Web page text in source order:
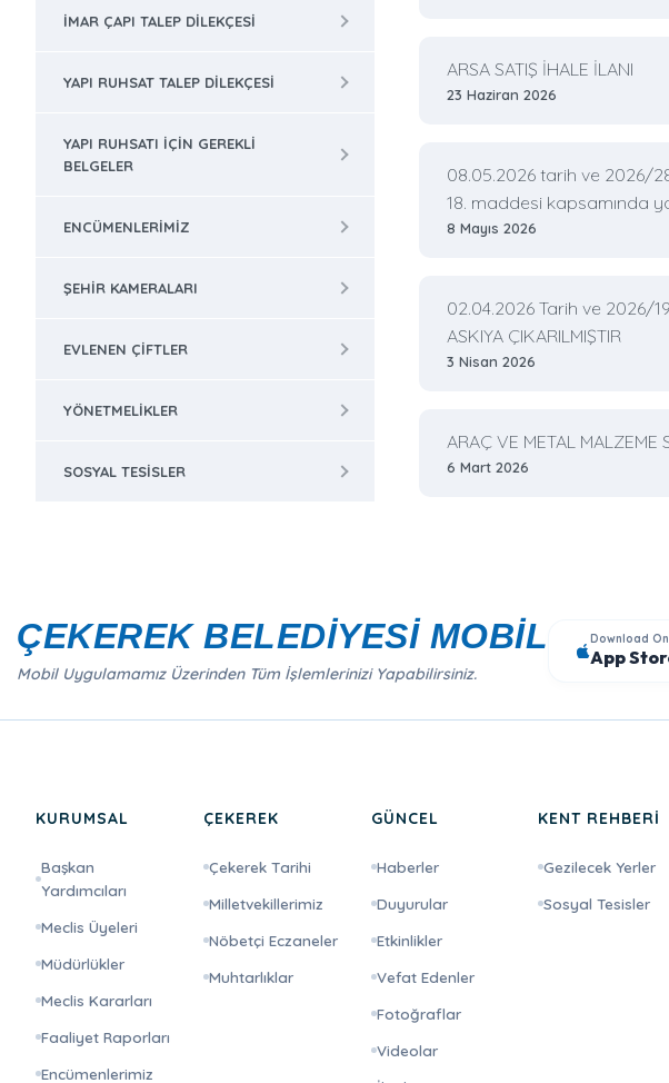
ARSA SATIŞ İHALE İLANI
23 Haziran 2026
08.05.2026 tarih ve 2026/
18. maddesi kapsamında
8 Mayıs 2026
02.04.2026 Tarih ve 2026/19
ASKIYA ÇIKARILMIŞTIR
3 Nisan 2026
ARAÇ VE METAL MALZEME
6 Mart 2026
İMAR ÇAPI TALEP DILEKÇESI
YAPI RUHSAT TALEP DILEKÇESI
YAPI RUHSATI IÇIN GEREKLI
BELGELER
ENCÜMENLERIMIZ
ŞEHIR KAMERALARI
EVLENEN ÇIFTLER
YÖNETMELIKLER
SOSYAL TESISLER
ÇEKEREK BELEDİYESİ MOBİL
Mobil Uygulamamız Üzerinden Tüm İşlemlerinizi Yapabilirsiniz.
Download
App
KURUMSAL
Başkan
Yardımcıları
Meclis Üyeleri
Müdürlükler
Meclis Kararları
Faaliyet Raporları
Encümenlerimiz
ÇEKEREK
Çekerek Tarihi
Milletvekillerimiz
Nöbetçi Eczaneler
Muhtarlıklar
GÜNCEL
Haberler
Duyurular
Etkinlikler
Vefat Edenler
Fotoğraflar
Videolar
KENT REHBERİ
Gezilecek Yerler
Sosyal Tesisler